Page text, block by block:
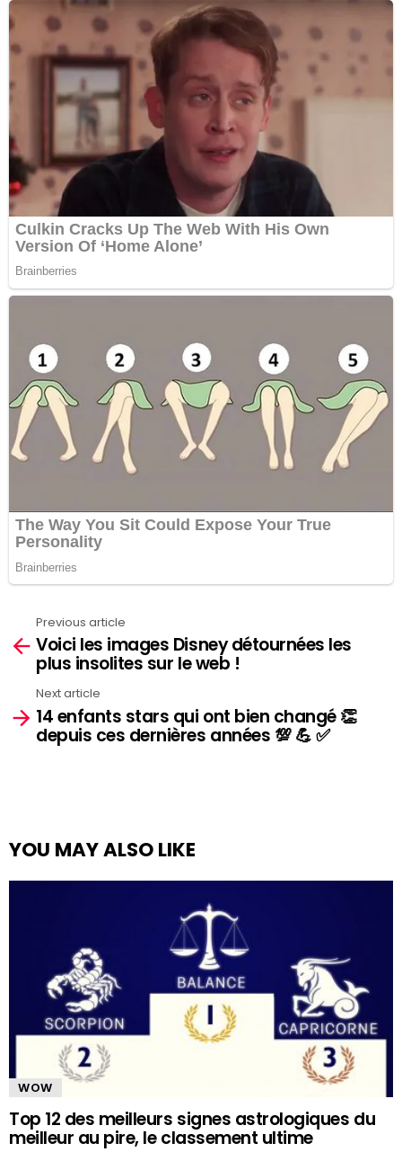
See
more
Previous article
Voici les images Disney détournées les
plus insolites sur le web !
Next article
14 enfants stars qui ont bien changé 👏
depuis ces dernières années 💯 💪 ✅
YOU MAY ALSO LIKE
WOW
Top 12 des meilleurs signes astrologiques du
meilleur au pire, le classement ultime